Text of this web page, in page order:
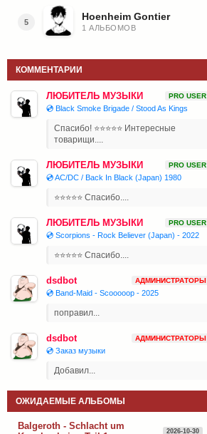
5 Hoenheim Gontier
1 АЛЬБОМОВ
КОММЕНТАРИИ
ЛЮБИТЕЛЬ МУЗЫКИ PRO USER
💿 Black Smoke Brigade / Stood As Kings
Спасибо! ⭐⭐⭐⭐⭐ Интересные
товарищи....
ЛЮБИТЕЛЬ МУЗЫКИ PRO USER
💿 AC/DC / Back In Black (Japan) 1980
⭐⭐⭐⭐⭐ Спасибо....
ЛЮБИТЕЛЬ МУЗЫКИ PRO USER
💿 Scorpions - Rock Believer (Japan) - 2022
⭐⭐⭐⭐⭐ Спасибо....
dsdbot АДМИНИСТРАТОРЫ
💿 Band-Maid - Scooooop - 2025
поправил...
dsdbot АДМИНИСТРАТОРЫ
💿 Заказ музыки
Добавил...
ОЖИДАЕМЫЕ АЛЬБОМЫ
Balgeroth - Schlacht um
2026-10-30